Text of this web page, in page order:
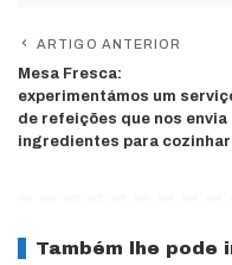
ARTIGO ANTERIOR
Mesa Fresca:
experimentámos um
de refeições que nos envia
ingredientes para cozinhar
Também lhe pode